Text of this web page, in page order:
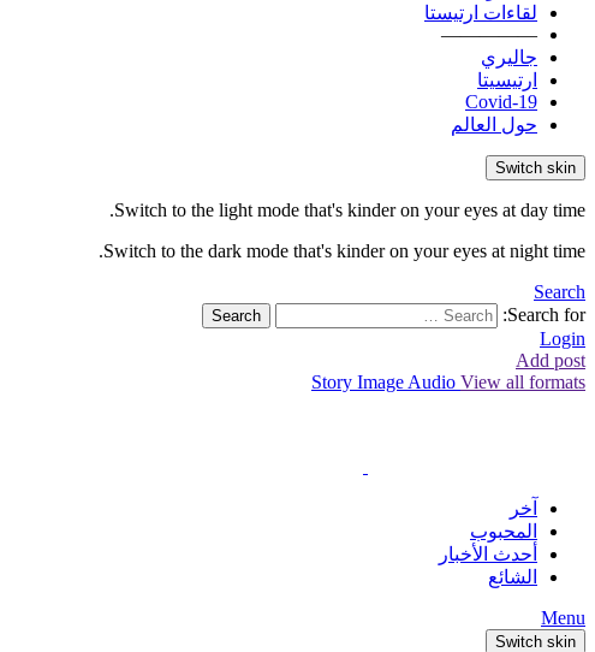
لقاءات ارتيستا
—————
جاليري
ارتيسيتا
Covid-19
حول العالم
Switch skin
Switch to the light mode that's kinder on your eyes at day time.
Switch to the dark mode that's kinder on your eyes at night time.
Search
Search for:
Search
Login
Add post
Story Image Audio View all formats
آخر
المحبوب
أحدث الأخبار
الشائع
Menu
Switch skin